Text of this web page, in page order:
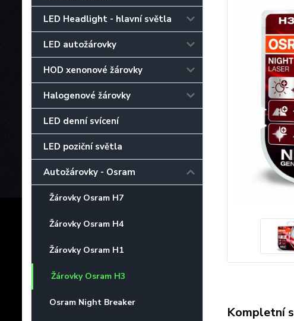
LED Headlight - hlavní světla
LED autožárovky
HOD xenonové žárovky
Halogenové žárovky
LED denní svícení
LED poziční světla
Autožárovky - Osram
Žárovky Osram H7
Žárovky Osram H4
Žárovky Osram H1
Žárovky Osram H3
Osram Night Breaker
Kompletní